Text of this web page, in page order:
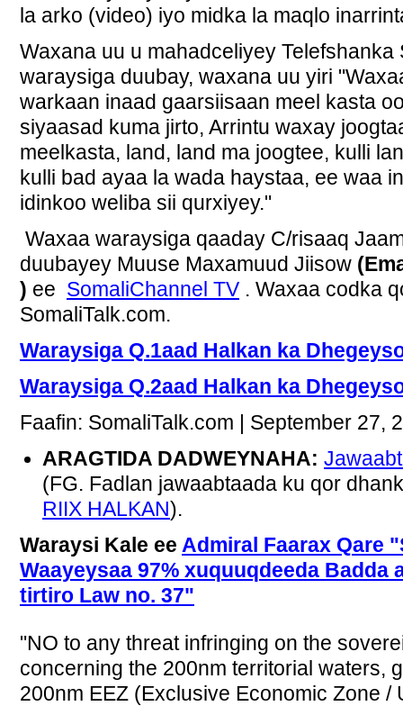
la arko (video) iyo midka la maqlo
Waxana uu u mahadceliyey Telefshanka
waraysiga duubay, waxana uu yiri
warkaan inaad gaarsiisaan meel kasta
siyaasad kuma jirto, Arrintu waxay
meelkasta, land, land ma joogtee, kulli
kulli bad ayaa la wada haystaa, ee waa
idinkoo weliba sii qurxiyey."
Waxaa waraysiga qaaday C/risaaq
duubayey Muuse Maxamuud Jiisow
) ee SomaliChannel TV . Waxaa codka
SomaliTalk.com.
Waraysiga Q.1aad Halkan ka
Waraysiga Q.2aad Halkan ka
Faafin: SomaliTalk.com | September 27,
ARAGTIDA DADWEYNAHA:
(FG. Fadlan jawaabtaada ku qor
RIIX HALKAN).
Waraysi Kale ee Admiral Faarax Qare
Waayeysaa 97% xuquuqdeeda Badda
tirtiro Law no. 37"
"NO to any threat infringing on the
concerning the 200nm territorial waters,
200nm EEZ (Exclusive Economic Zone /